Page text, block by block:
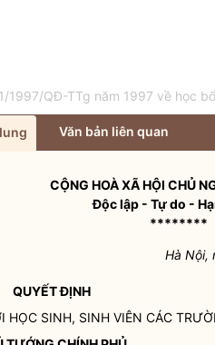
1997/QĐ-TTg năm 1997 về học
Văn bản liên quan
CỘNG HOÀ XÃ HỘI CHỦ
Độc lập - Tự do -
********
Hà Nội,
QUYẾT ĐỊNH
HỌC SINH, SINH VIÊN CÁC